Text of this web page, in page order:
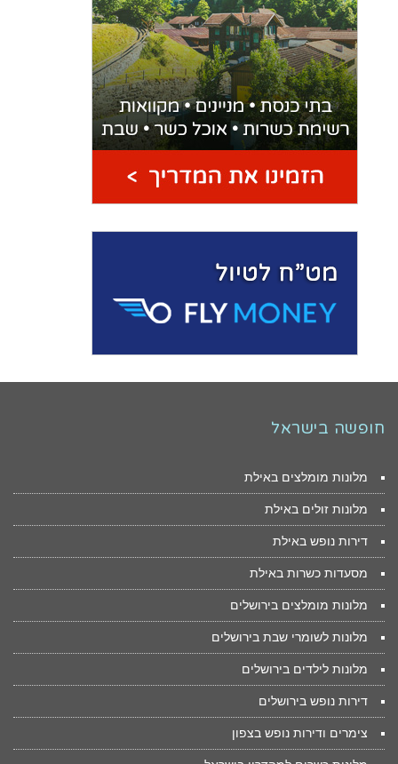
חופשה בישראל
מלונות מומלצים באילת
מלונות זולים באילת
דירות נופש באילת
מסעדות כשרות באילת
מלונות מומלצים בירושלים
מלונות לשומרי שבת בירושלים
מלונות לילדים בירושלים
דירות נופש בירושלים
צימרים ודירות נופש בצפון